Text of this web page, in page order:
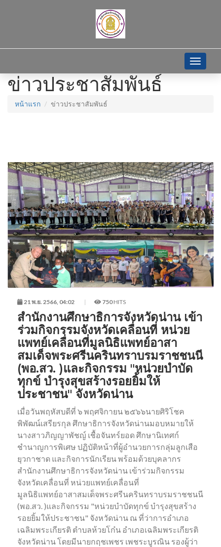
Toggle
ข่าวประชาสัมพันธ์
หน้าแรก ข่าวประชาสัมพันธ์
21 พ.ย. 2566, 04:02 750HITS
สำนักงานศึกษาธิการจังหวัดน่าน เข้า
ร่วมกิจกรรมจังหวัดเคลื่อนที่ หน่วย
แพทย์เคลื่อนที่มูลนิธิแพทย์อาสา
สมเด็จพระศรีนครินทราบรมราชชนนี
(พอ.สว. )และกิจกรรม "หน่วยบำบัด
ทุกข์ บำรุงสุขสร้างรอยยิ้มให้
ประชาชน" จังหวัดน่าน
เมื่อวันพฤหัสบดีที่ ๖ พฤศจิกายน ๒๕๖๖นายศิริโชค
พิพัฒน์เสรียรกุล ศึกษาธิการจังหวัดน่านมอบหมายให้
นางสาวภิญญาพัชญ์ เชื้อจันทร์ยอด ศึกษานิเทศก์
ชำนาญการพิเศษ ปฏิบัติหน้าที่ผู้อำนวยการกลุ่มลูกเสือ
ยุวกาชาด และกิจการนักเรียน พร้อมด้วยบุคลากร
สำนักงานศึกษาธิการจังหวัดน่าน เข้าร่วมกิจกรรม
จังหวัดเคลื่อนที่ หน่วยแพทย์เคลื่อนที่
มูลนิธิแพทย์อาสาสมเด็จพระศรีนครินทราบรมราชชนนี
(พอ.สว. )และกิจกรรม "หน่วยบำบัดทุกข์ บำรุงสุขสร้าง
รอยยิ้มให้ประชาชน" จังหวัดน่าน ณ ที่ว่าการอำเภอ
เฉลิมพระเกียรติ ตำบลห้วยโก๋น อำเภอเฉลิมพระเกียรติ
จังหวัดน่าน โดยมีนายกฤชเพชร เพชระบูรณิน รองผู้ว่า